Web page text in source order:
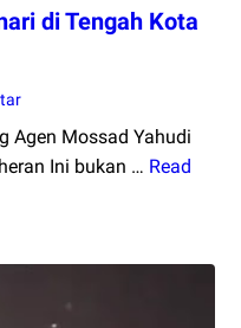
di Tengah Kota
Agen Mossad Yahudi
Ini bukan … Read